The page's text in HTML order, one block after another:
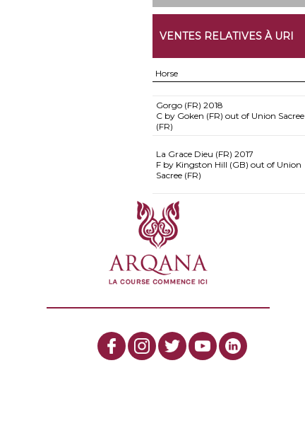
VENTES RELATIVES À URI
Horse
Gorgo (FR) 2018
C by Goken (FR) out of Union Sacree
(FR)
La Grace Dieu (FR) 2017
F by Kingston Hill (GB) out of Union
Sacree (FR)